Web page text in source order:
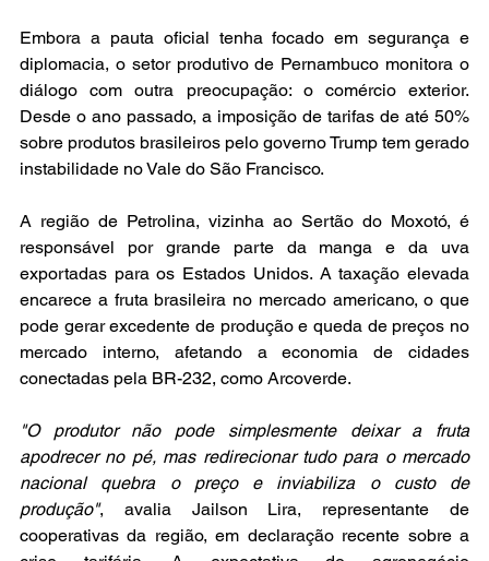
Embora a pauta oficial tenha focado em segurança e
diplomacia, o setor produtivo de Pernambuco monitora o
diálogo com outra preocupação: o comércio exterior.
Desde o ano passado, a imposição de tarifas de até 50%
sobre produtos brasileiros pelo governo Trump tem gerado
instabilidade no Vale do São Francisco.
A região de Petrolina, vizinha ao Sertão do Moxotó, é
responsável por grande parte da manga e da uva
exportadas para os Estados Unidos. A taxação elevada
encarece a fruta brasileira no mercado americano, o que
pode gerar excedente de produção e queda de preços no
mercado interno, afetando a economia de cidades
conectadas pela BR-232, como Arcoverde.
"O produtor não pode simplesmente deixar a fruta
apodrecer no pé, mas redirecionar tudo para o mercado
nacional quebra o preço e inviabiliza o custo de
produção", avalia Jailson Lira, representante de
cooperativas da região, em declaração recente sobre a